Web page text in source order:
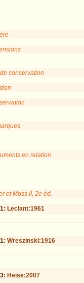
conservation
en relation
et Moss II, 2e éd.
1: Leclant:1961
1:Wreszinski:1916
3: Heise:2007